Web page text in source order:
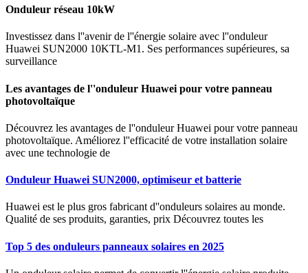
Onduleur réseau 10kW
Investissez dans l''avenir de l''énergie solaire avec l''onduleur
Huawei SUN2000 10KTL-M1. Ses performances supérieures, sa
surveillance
Les avantages de l''onduleur Huawei pour votre panneau
photovoltaïque
Découvrez les avantages de l''onduleur Huawei pour votre panneau
photovoltaïque. Améliorez l''efficacité de votre installation solaire
avec une technologie de
Onduleur Huawei SUN2000, optimiseur et batterie
Huawei est le plus gros fabricant d''onduleurs solaires au monde.
Qualité de ses produits, garanties, prix Découvrez toutes les
Top 5 des onduleurs panneaux solaires en 2025